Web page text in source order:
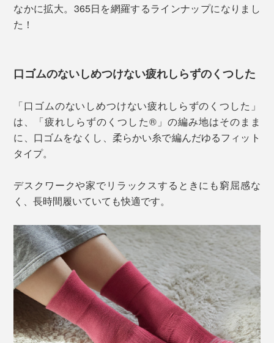
なかに拡大。365日を網羅するラインナップになりまし
た！
口ゴムのないしめつけない疲れしらずのくつした
「口ゴムのないしめつけない疲れしらずのくつした」
は、「疲れしらずのくつした®」の編み地はそのまま
に、口ゴムをなくし、柔らかい糸で編んだゆるフィット
タイプ。
デスクワークや家でリラックスするときにも窮屈感な
く、長時間履いていても快適です。